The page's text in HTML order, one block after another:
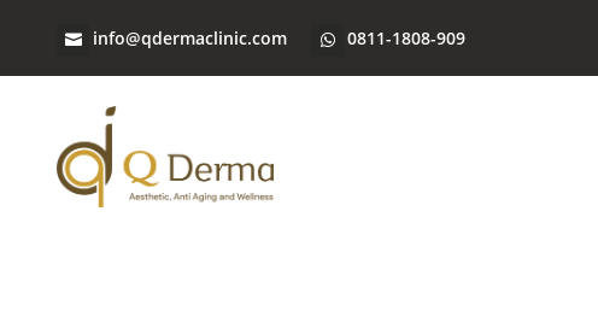
info@qdermaclinic.com 0811-1808-909